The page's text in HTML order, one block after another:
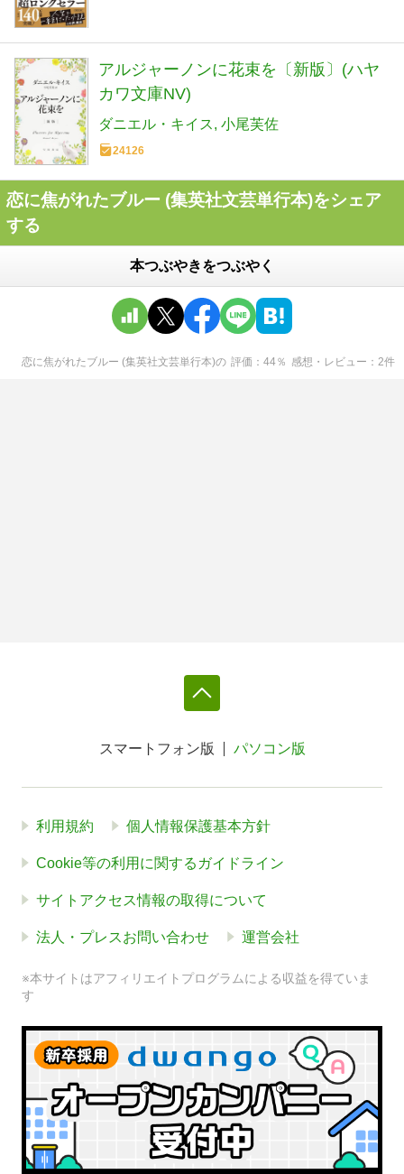
アルジャーノンに花束を〔新版〕(ハヤ
カワ文庫NV)
ダニエル・キイス 小尾芙佐
24126
恋に焦がれたブルー (集英社文芸単行本)をシェア
する
本つぶやきをつぶやく
恋に焦がれたブルー (集英社文芸単行本)の 評価 44％ 感想・レビュー 2件
スマートフォン版 パソコン版
利用規約 個人情報保護基本方針
Cookie等の利用に関するガイドライン
サイトアクセス情報の取得について
法人・プレスお問い合わせ 運営会社
※本サイトはアフィリエイトプログラムによる収益を得ていま
す